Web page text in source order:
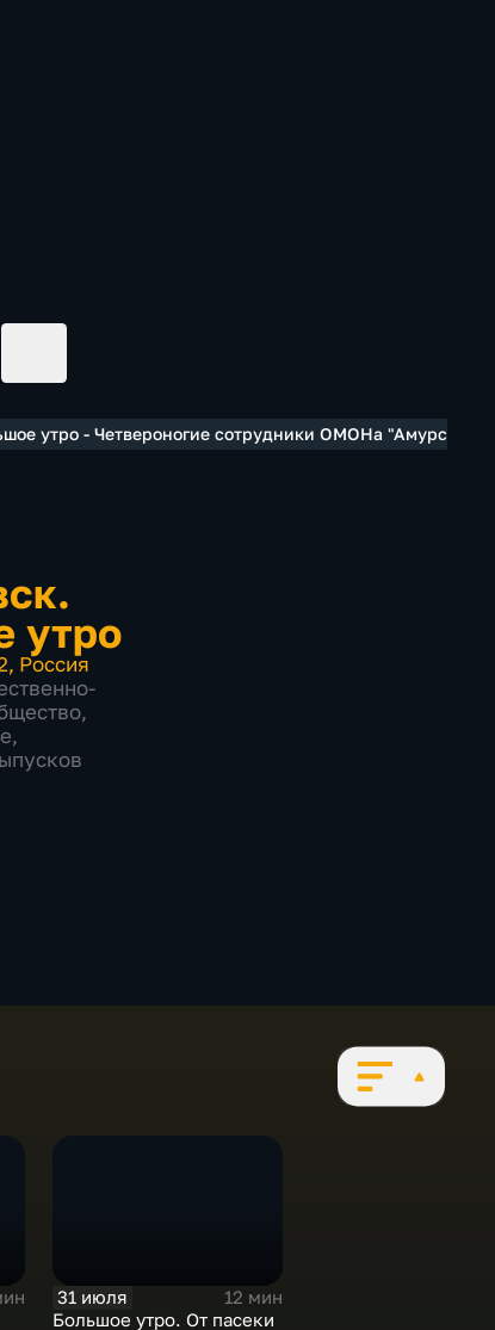
утро - Четвероногие сотрудники ОМОНа "Амурский"
утро
, Россия
,
,
31 июля
12 мин
Большое утро. От пасеки